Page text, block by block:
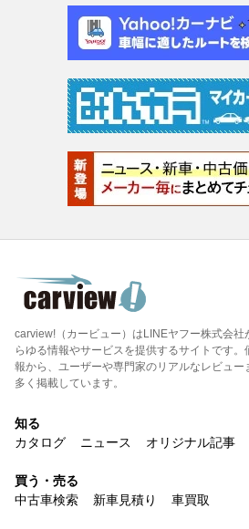
carview!（カービュー）はLINEヤフー株式会社
らゆる情報やサービスを提供するサイトです
報から、ユーザーや専門家のリアルなレビュ
多く掲載しています。
知る
カタログ
ニュース オリジナル記事
買う・売る
中古車検索
新車見積り 車買取